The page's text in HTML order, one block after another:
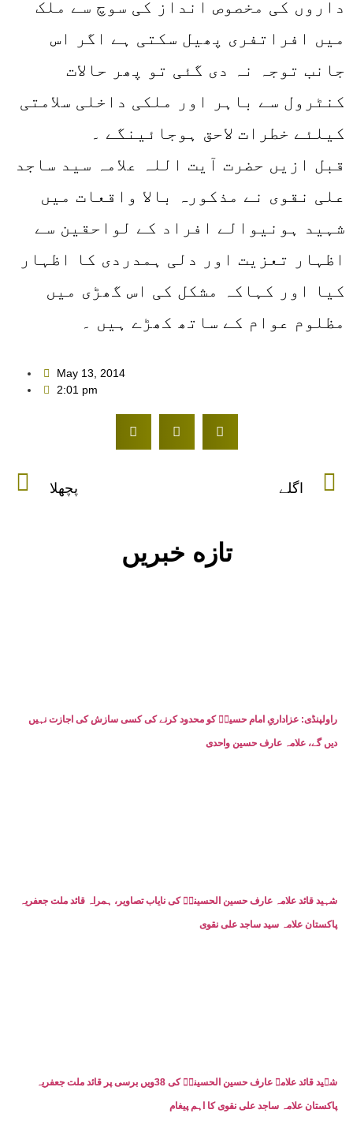
تازه خبریں
راولپنڈی: عزاداریِ امام حسینؑ کو محدود کرنے کی کسی سازش کی اجازت نہیں
دیں گے، علامہ عارف حسین واحدی
شہید قائد علامہ عارف حسین الحسینیؒ کی نایاب تصاویر، ہمراہ قائد ملت جعفریہ
پاکستان علامہ سید ساجد علی نقوی
شہید قائد علامہ عارف حسین الحسینیؒ کی 38ویں برسی پر قائد ملت جعفریہ
پاکستان علامہ ساجد علی نقوی کا اہم پیغام
داروں کی مخصوص انداز کی سوچ سے ملک
میں افراتفری پھیل سکتی ہے اگر اس
جانب توجہ نہ دی گئی تو پھر حالات
کنٹرول سے باہر اور ملکی داخلی سلامتی
کیلئے خطرات لاحق ہوجائینگے ۔
قبل ازیں حضرت آیت اللہ علامہ سید ساجد
علی نقوی نے مذکورہ بالا واقعات میں
شہید ہونیوالے افراد کے لواحقین سے
اظہار تعزیت اور دلی ہمدردی کا اظہار
کیا اور کہاکہ مشکل کی اس گھڑی میں
مظلوم عوام کے ساتھ کھڑے ہیں ۔
May 13, 2014
2:01 pm
پچھلا اگلے